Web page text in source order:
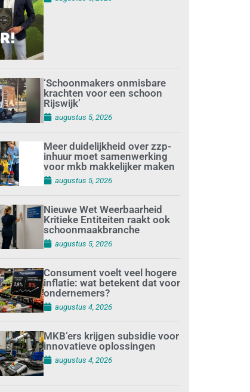
‘Schoonmakers onmisbare
krachten voor een schoon
Rijswijk’
augustus 5, 2026
Meer duidelijkheid over zzp-
inhuur moet samenwerking
voor mkb makkelijker maken
augustus 5, 2026
Nieuwe Wet Weerbaarheid
Kritieke Entiteiten raakt ook
schoonmaakbranche
augustus 5, 2026
Consument voelt veel hogere
inflatie: wat betekent dat voor
ondernemers?
augustus 4, 2026
MKB’ers krijgen subsidie voor
innovatieve oplossingen
augustus 4, 2026